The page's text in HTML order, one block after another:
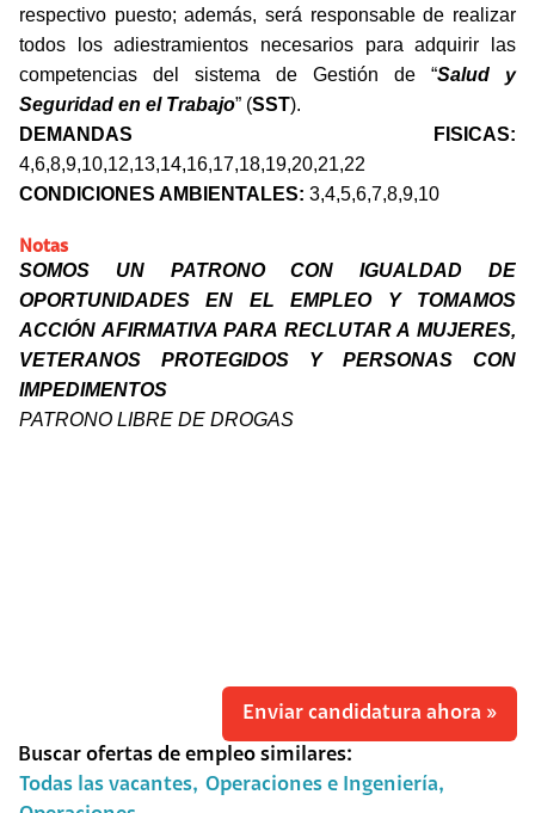
respectivo puesto; además, será responsable de realizar
todos los adiestramientos necesarios para adquirir las
competencias del sistema de Gestión de “Salud y
Seguridad en el Trabajo” (SST).
DEMANDAS FISICAS:
4,6,8,9,10,12,13,14,16,17,18,19,20,21,22
CONDICIONES AMBIENTALES: 3,4,5,6,7,8,9,10
Notas
SOMOS UN PATRONO CON IGUALDAD DE
OPORTUNIDADES EN EL EMPLEO Y TOMAMOS
ACCIÓN AFIRMATIVA PARA RECLUTAR A MUJERES,
VETERANOS PROTEGIDOS Y PERSONAS CON
IMPEDIMENTOS
PATRONO LIBRE DE DROGAS
Enviar candidatura ahora »
Buscar ofertas de empleo similares:
Todas las vacantes, Operaciones e Ingeniería,